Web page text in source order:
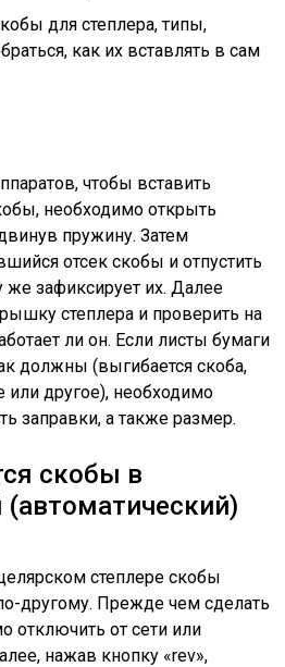
для степлера, типы,
как их вставлять в сам
чтобы вставить
необходимо открыть
пружину. Затем
отсек скобы и отпустить
же зафиксирует их. Далее
степлера и проверить на
ли он. Если листы бумаги
должны (выгибается скоба,
или другое), необходимо
заправки, а также размер.
скобы в
(автоматический)
степлере скобы
другому. Прежде чем сделать
отключить от сети или
нажав кнопку «rev»,